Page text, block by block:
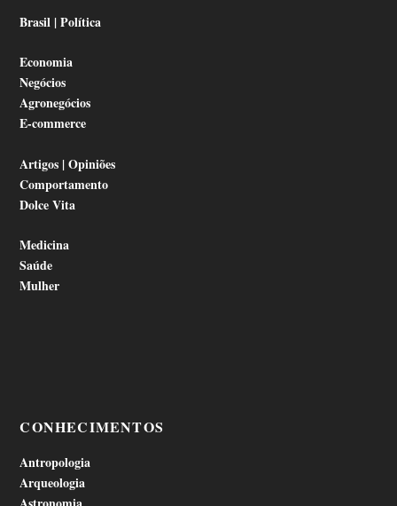
Brasil | Política
Economia
Negócios
Agronegócios
E-commerce
Artigos | Opiniões
Comportamento
Dolce Vita
Medicina
Saúde
Mulher
CONHECIMENTOS
Antropologia
Arqueologia